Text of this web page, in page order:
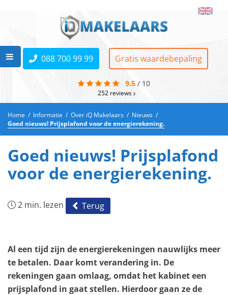
088 700 99 99 Gratis waardebepaling
9.5 / 10
252 reviews
Home / Informatie / Over iQ Makelaars / Nieuws /
Goed nieuws! Prijsplafond voor de energierekening.
Goed nieuws! Prijsplafond
voor de energierekening.
2 min. lezen Terug
Al een tijd zijn de energierekeningen nauwlijks meer
te betalen. Daar komt verandering in. De
rekeningen gaan omlaag, omdat het kabinet een
prijsplafond in gaat stellen. Hierdoor gaan ze de